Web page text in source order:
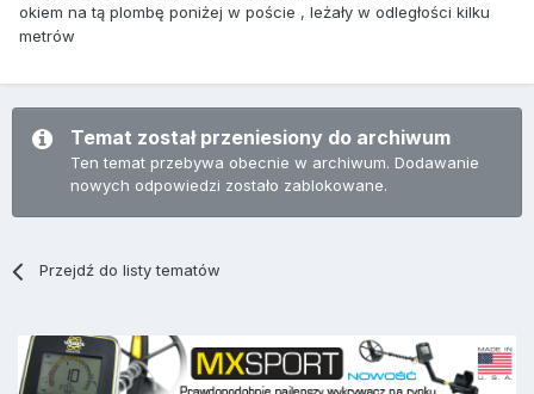
okiem na tą plombę poniżej w poście , leżały w odległości kilku
metrów
Temat został przeniesiony do archiwum
Ten temat przebywa obecnie w archiwum. Dodawanie
nowych odpowiedzi zostało zablokowane.
Przejdź do listy tematów